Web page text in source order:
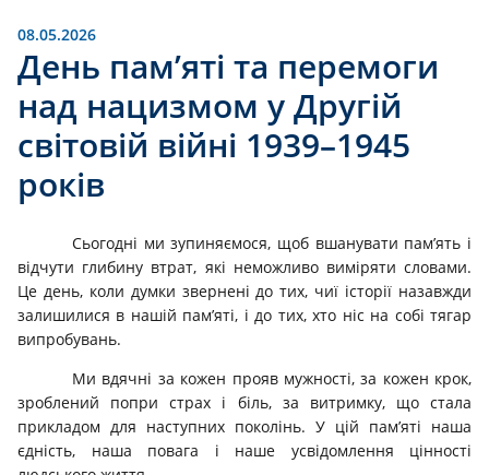
08.05.2026
День пам’яті та перемоги
над нацизмом у Другій
світовій війні 1939–1945
років
Сьогодні ми зупиняємося, щоб вшанувати пам’ять і
відчути глибину втрат, які неможливо виміряти словами.
Це день, коли думки звернені до тих, чиї історії назавжди
залишилися в нашій пам’яті, і до тих, хто ніс на собі тягар
випробувань.
Ми вдячні за кожен прояв мужності, за кожен крок,
зроблений попри страх і біль, за витримку, що стала
прикладом для наступних поколінь. У цій пам’яті наша
єдність, наша повага і наше усвідомлення цінності